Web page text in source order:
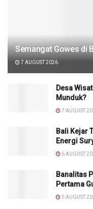
Semangat Gowes di
7 AUGUST 2026
Desa
Munduk?
7 AUGUST
Bali Kejar
Energi
6 AUGUST
Banalitas
Pertama
5 AUGUST